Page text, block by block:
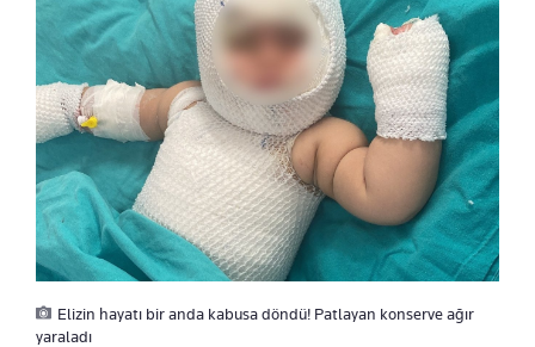
Elizin hayatı bir anda kabusa döndü! Patlayan konserve ağır
yaraladı